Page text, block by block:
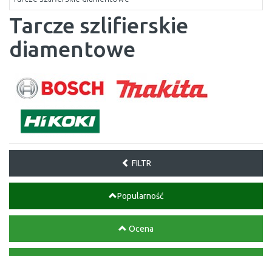
Tarcze szlifierskie
diamentowe
FILTR
Popularność
Ocena